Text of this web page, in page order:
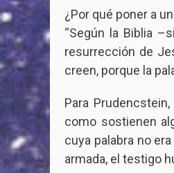
¿Por qué poner a
“Según la Biblia
resurrección de
creen, porque la
Para
como sostienen
cuya palabra no
armada, el testigo